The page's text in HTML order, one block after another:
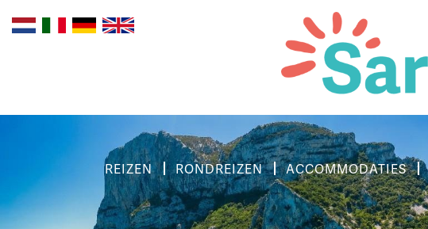
REIZEN RONDREIZEN ACCOMMODATIES